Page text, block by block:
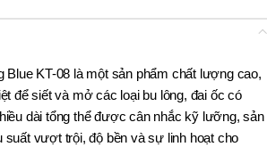
Blue KT-08 là một sản phẩm chất lượng cao,
để siết và mở các loại bu lông, đai ốc có
dài tổng thể được cân nhắc kỹ lưỡng, sản
suất vượt trội, độ bền và sự linh hoạt cho